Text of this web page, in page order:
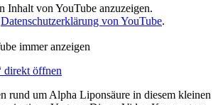
Inhalt von YouTube anzuzeigen.
Datenschutzerklärung von YouTube.
immer anzeigen
direkt öffnen
rund um Alpha Liponsäure in diesem kleinen